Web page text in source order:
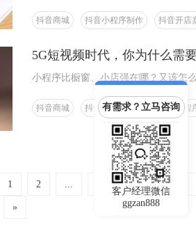
抖音商城 抖音小程序制作 抖音开店
5G短视频时代，你为什么需
小程序比橱窗、小店强在哪？又该怎
抖音商城 抖音小程序运营 抖音小程
1 2 ... 22 23
»
有需求？立马咨询
客户经理微信
ggzan888